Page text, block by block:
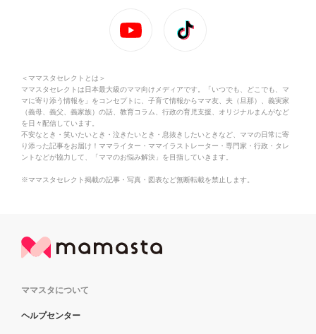
＜ママスタセレクトとは＞
ママスタセレクトは日本最大級のママ向けメディアです。「いつでも、どこでも、マ
マに寄り添う情報を」をコンセプトに、子育て情報からママ友、夫（旦那）、義実家
（義母、義父、義家族）の話、教育コラム、行政の育児支援、オリジナルまんがなど
を日々配信しています。
不安なとき・笑いたいとき・泣きたいとき・息抜きしたいときなど、ママの日常に寄
り添った記事をお届け！ママライター・ママイラストレーター・専門家・行政・タレ
ントなどが協力して、「ママのお悩み解決」を目指していきます。
※ママスタセレクト掲載の記事・写真・図表など無断転載を禁止します。
ママスタについて
ヘルプセンター